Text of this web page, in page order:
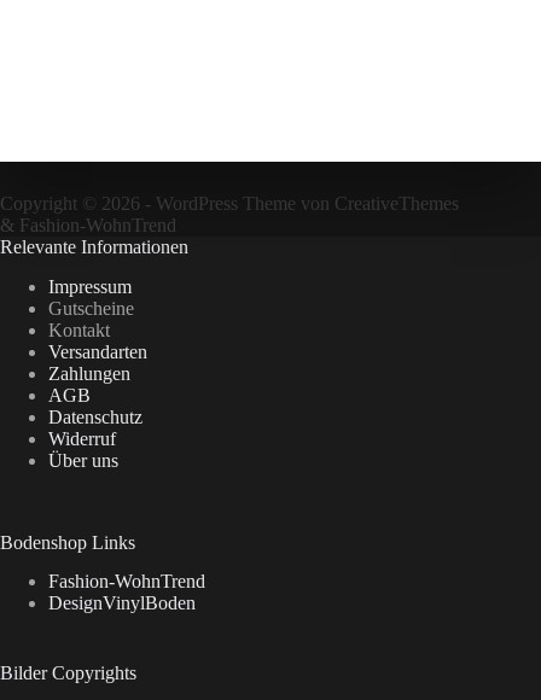
Copyright © 2026 - WordPress Theme von CreativeThemes
& Fashion-WohnTrend
Relevante Informationen
Impressum
Gutscheine
Kontakt
Versandarten
Zahlungen
AGB
Datenschutz
Widerruf
Über uns
Bodenshop Links
Fashion-WohnTrend
DesignVinylBoden
Bilder Copyrights